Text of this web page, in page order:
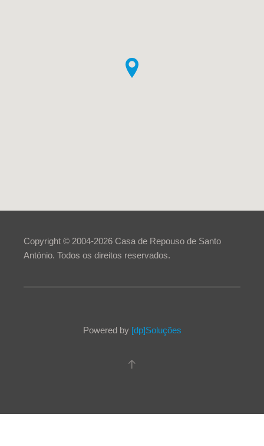
Copyright © 2004-2026 Casa de Repouso de Santo
António. Todos os direitos reservados.
Powered by [dp]Soluções